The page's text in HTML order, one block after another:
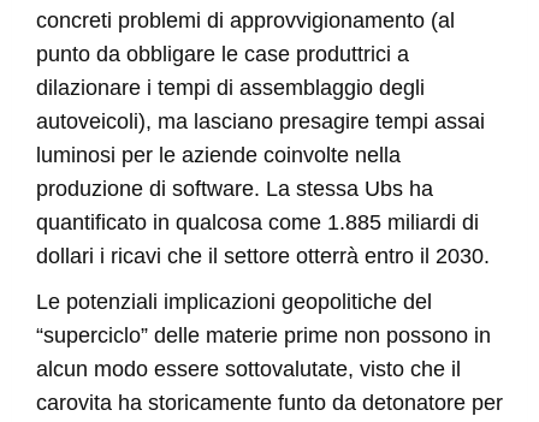
concreti problemi di approvvigionamento (al
punto da obbligare le case produttrici a
dilazionare i tempi di assemblaggio degli
autoveicoli), ma lasciano presagire tempi assai
luminosi per le aziende coinvolte nella
produzione di software. La stessa Ubs ha
quantificato in qualcosa come 1.885 miliardi di
dollari i ricavi che il settore otterrà entro il 2030.
Le potenziali implicazioni geopolitiche del
“superciclo” delle materie prime non possono in
alcun modo essere sottovalutate, visto che il
carovita ha storicamente funto da detonatore per